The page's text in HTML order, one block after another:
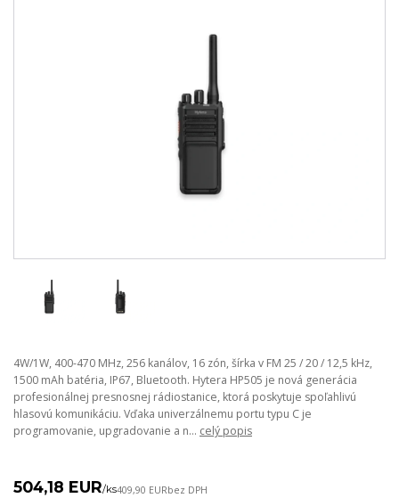
4W/1W, 400-470 MHz, 256 kanálov, 16 zón, šírka v FM 25 / 20 / 12,5 kHz,
1500 mAh batéria, IP67, Bluetooth. Hytera HP505 je nová generácia
profesionálnej presnosnej rádiostanice, ktorá poskytuje spoľahlivú
hlasovú komunikáciu. Vďaka univerzálnemu portu typu C je
programovanie, upgradovanie a n... celý popis
504,18 EUR/ks409,90 EURbez DPH